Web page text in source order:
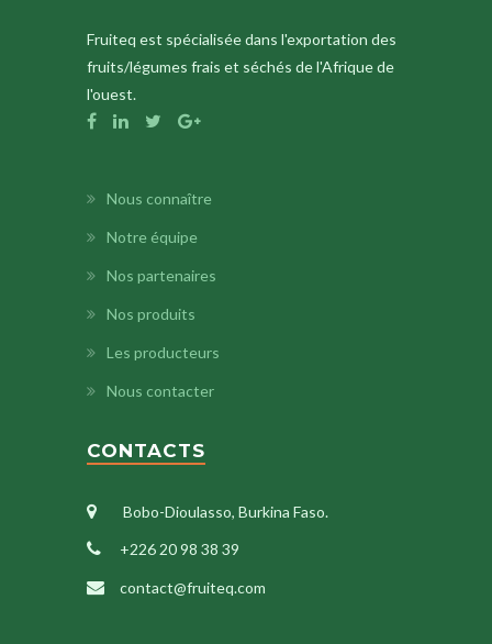
Fruiteq est spécialisée dans l'exportation des
fruits/légumes frais et séchés de l'Afrique de
l'ouest.
Nous connaître
Notre équipe
Nos partenaires
Nos produits
Les producteurs
Nous contacter
CONTACTS
Bobo-Dioulasso, Burkina Faso.
+226 20 98 38 39
contact@fruiteq.com